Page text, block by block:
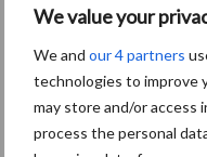
We value your
We and our 4 partners
technologies to improve
may store and/or access
process the personal
De